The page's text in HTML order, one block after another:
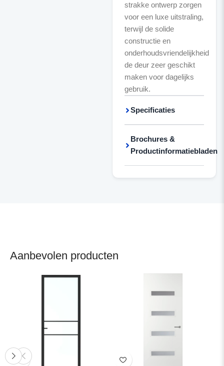
strakke ontwerp zorgen
voor een luxe uitstraling,
terwijl de solide
constructie en
onderhoudsvriendelijkheid
de deur zeer geschikt
maken voor dagelijks
gebruik.
Specificaties
Brochures &
Productinformatiebladen
Aanbevolen producten